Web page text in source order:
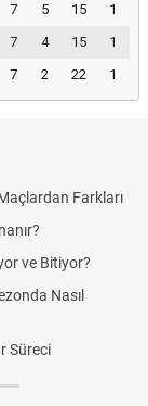
7 5 15
1
7 4 15
1
7 2 22 1
Farkları
ve Bitiyor?
Nasıl
Süreci